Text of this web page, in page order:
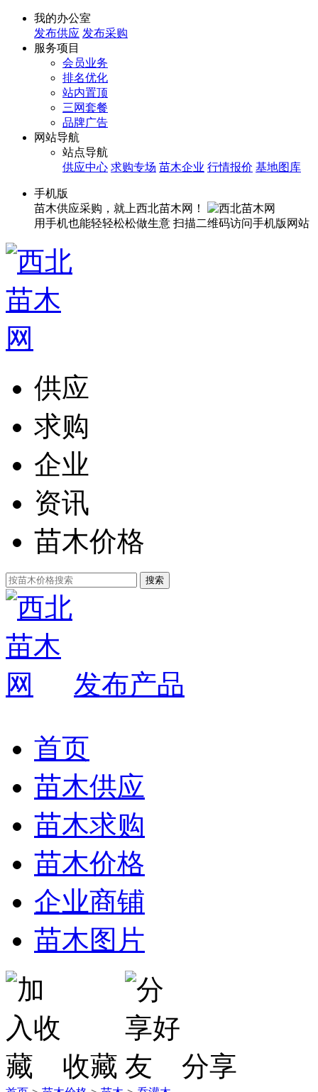
我的办公室
发布供应 发布采购
服务项目
会员业务
排名优化
站内置顶
三网套餐
品牌广告
网站导航
站点导航
供应中心 求购专场 苗木企业 行情报价 基地图库
手机版
苗木供应采购，就上西北苗木网！
用手机也能轻轻松松做生意 扫描二维码访问手机版网站
供应
求购
企业
资讯
苗木价格
发布产品
首页
苗木供应
苗木求购
苗木价格
企业商铺
苗木图片
收藏 分享